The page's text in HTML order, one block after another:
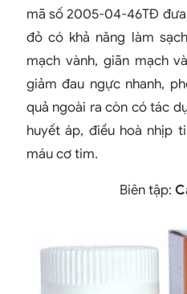
mã số 2005-04-46TĐ
đỏ có khả năng làm
mạch vành, giãn mạch
giảm đau ngực nhanh,
quả ngoài ra còn có tác
huyết áp, điều hoà nhịp
máu cơ tim.
Biên tập: